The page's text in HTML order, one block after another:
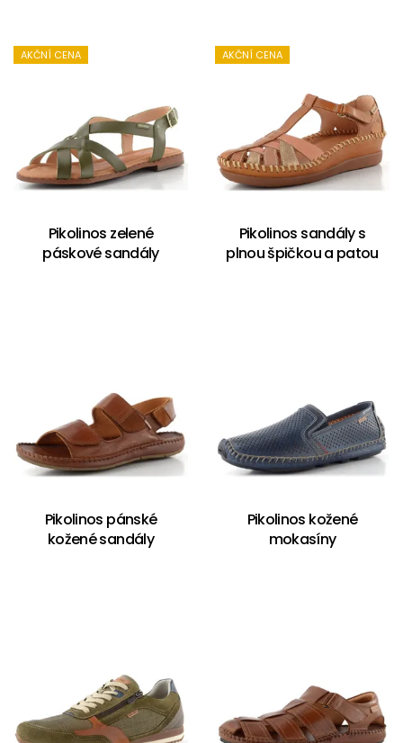
AKČNÍ CENA
Pikolinos zelené
páskové sandály
AKČNÍ CENA
Pikolinos sandály s
plnou špičkou a patou
Pikolinos pánské
kožené sandály
Pikolinos kožené
mokasíny